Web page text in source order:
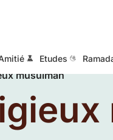
Etudes
musulman